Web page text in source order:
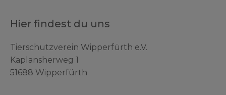
Hier findest du uns
Tierschutzverein Wipperfürth e.V.
Kaplansherweg 1
51688 Wipperfürth